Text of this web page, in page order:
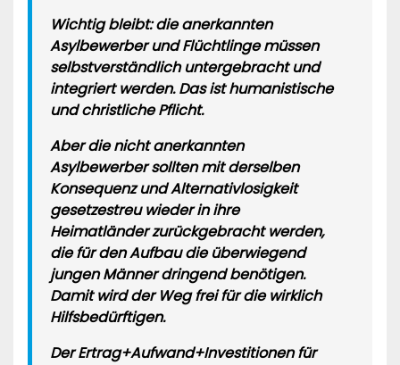
Wichtig bleibt: die anerkannten
Asylbewerber und Flüchtlinge müssen
selbstverständlich untergebracht und
integriert werden. Das ist humanistische
und christliche Pflicht.
Aber die nicht anerkannten
Asylbewerber sollten mit derselben
Konsequenz und Alternativlosigkeit
gesetzestreu wieder in ihre
Heimatländer zurückgebracht werden,
die für den Aufbau die überwiegend
jungen Männer dringend benötigen.
Damit wird der Weg frei für die wirklich
Hilfsbedürftigen.
Der Ertrag+Aufwand+Investitionen für